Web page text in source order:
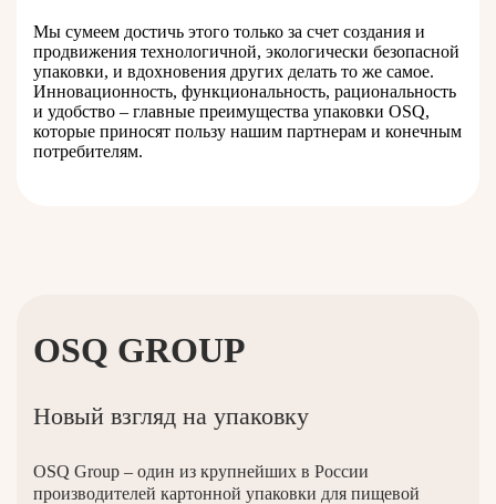
Мы сумеем достичь этого только за счет создания и
продвижения технологичной, экологически безопасной
упаковки, и вдохновения других делать то же самое.
Инновационность, функциональность, рациональность
и удобство – главные преимущества упаковки OSQ,
которые приносят пользу нашим партнерам и конечным
потребителям.
OSQ GROUP
Новый взгляд на упаковку
OSQ Group – один из крупнейших в России
производителей картонной упаковки для пищевой